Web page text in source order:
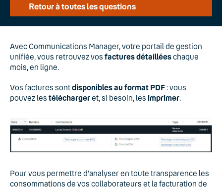
Retour à toutes les questions
Avec Communications Manager, votre portail de gestion
unifiée, vous retrouvez vos factures détailléeschaque
mois, en ligne.
Vos factures sontdisponibles au format PDF: vous
pouvez les téléchargeret, si besoin, les imprimer.
Pour vous permettre d'analyser en toute transparence les
consommations de vos collaborateurs et la facturation de